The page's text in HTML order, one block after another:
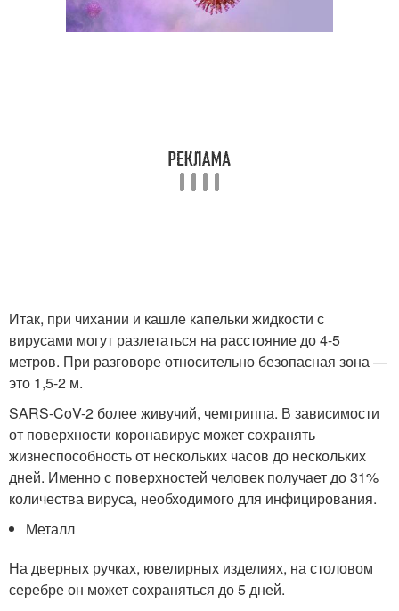
Итак, при чихании и кашле капельки жидкости с
вирусами могут разлетаться на расстояние до 4-5
метров. При разговоре относительно безопасная зона —
это 1,5-2 м.
SARS-CoV-2 более живучий, чемгриппа. В зависимости
от поверхности коронавирус может сохранять
жизнеспособность от нескольких часов до нескольких
дней. Именно с поверхностей человек получает до 31%
количества вируса, необходимого для инфицирования.
Металл
На дверных ручках, ювелирных изделиях, на столовом
серебре он может сохраняться до 5 дней.